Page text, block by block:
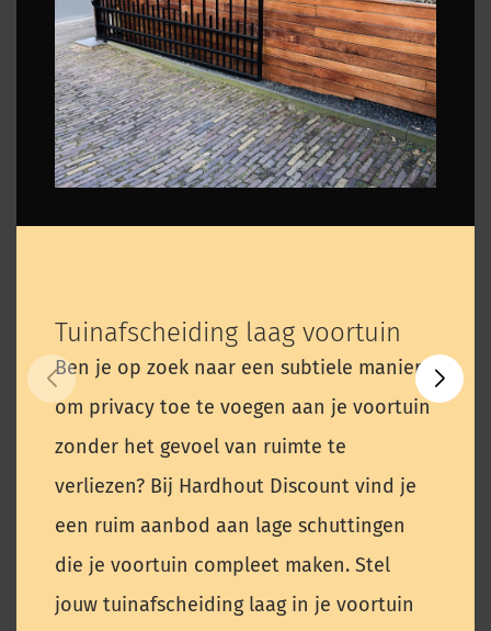
Tuinafscheiding laag voortuin
Ben je op zoek naar een subtiele manier
om privacy toe te voegen aan je voortuin
zonder het gevoel van ruimte te
verliezen? Bij Hardhout Discount vind je
een ruim aanbod aan lage schuttingen
die je voortuin compleet maken. Stel
jouw tuinafscheiding laag in je voortuin